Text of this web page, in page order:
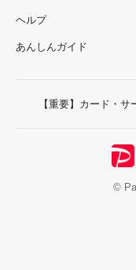
ヘルプ
あんしんガイド
【重要】カード・
©